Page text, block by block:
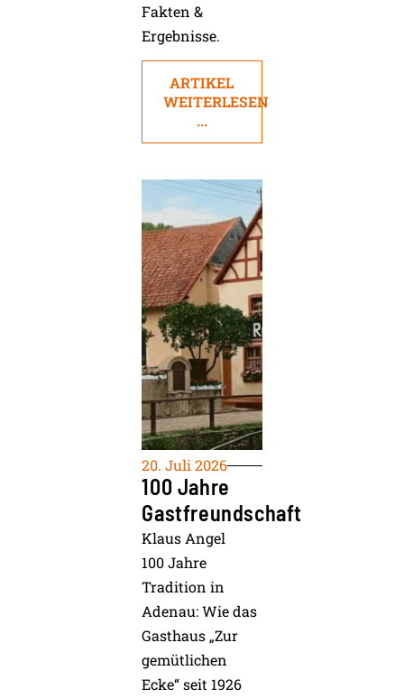
Fakten &
Ergebnisse.
ARTIKEL
WEITERLESEN
...
20. Juli 2026
100 Jahre
Gastfreundschaft
Klaus Angel
100 Jahre
Tradition in
Adenau: Wie das
Gasthaus „Zur
gemütlichen
Ecke“ seit 1926